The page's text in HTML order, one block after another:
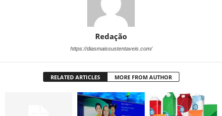
Redação
https://diasmaissustentaveis.com/
RELATED ARTICLES MORE FROM AUTHOR